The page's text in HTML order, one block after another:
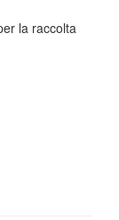
la raccolta